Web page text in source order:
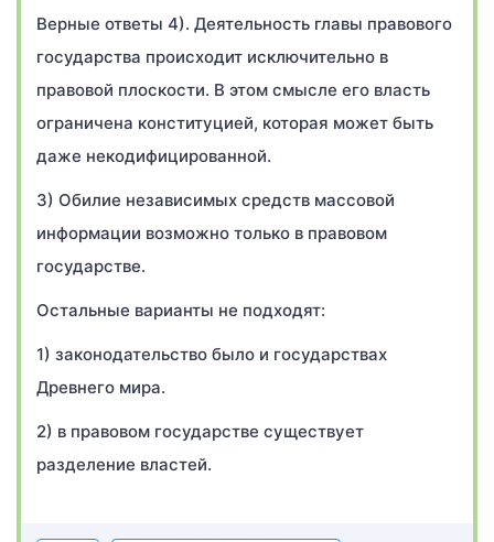
Верные ответы 4). Деятельность главы правового
государства происходит исключительно в
правовой плоскости. В этом смысле его власть
ограничена конституцией, которая может быть
даже некодифицированной.
3) Обилие независимых средств массовой
информации возможно только в правовом
государстве.
Остальные варианты не подходят:
1) законодательство было и государствах
Древнего мира.
2) в правовом государстве существует
разделение властей.